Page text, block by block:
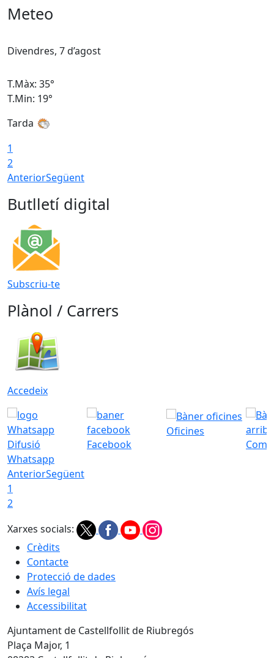
Meteo
Divendres, 7 d’agost
T.Màx: 35°
T.Min: 19°
Tarda
1
2
AnteriorSegüent
Butlletí digital
Subscriu-te
Plànol / Carrers
Accedeix
Difusió
Whatsapp
Facebook
Oficines
Com
AnteriorSegüent
1
2
Xarxes socials:
Crèdits
Contacte
Protecció de dades
Avís legal
Accessibilitat
Ajuntament de Castellfollit de Riubregós
Plaça Major, 1